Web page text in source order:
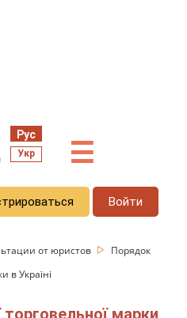
Рус
Укр ☰
Войти
от юристов
Порядок
в Україні
марки